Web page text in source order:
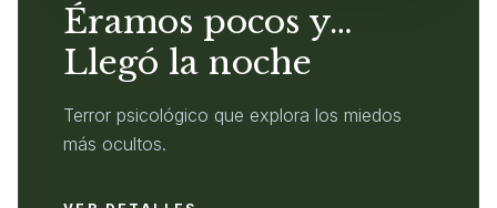
Éramos pocos y…
Llegó la noche
Terror psicológico que explora los miedos
más ocultos.